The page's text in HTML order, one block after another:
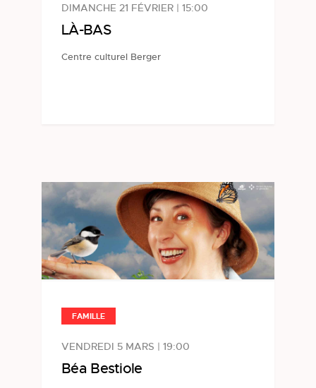
DIMANCHE 21 FÉVRIER | 15:00
LÀ-BAS
Centre culturel Berger
FAMILLE
VENDREDI 5 MARS | 19:00
Béa Bestiole